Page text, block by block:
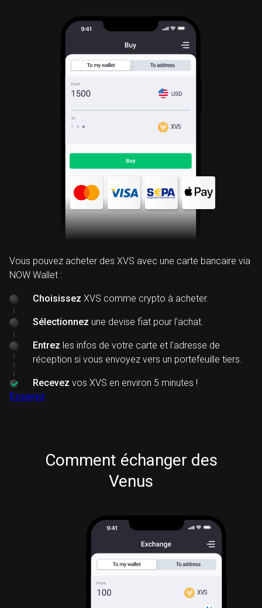
XVS
Vous pouvez acheter des XVS avec une carte bancaire via
NOW Wallet :
Choisissez XVS comme crypto à acheter.
Sélectionnez une devise fiat pour l'achat.
Entrez les infos de votre carte et l'adresse de
réception si vous envoyez vers un portefeuille tiers.
Recevez vos XVS en environ 5 minutes !
Essayez
Comment échanger des
Venus
XVS